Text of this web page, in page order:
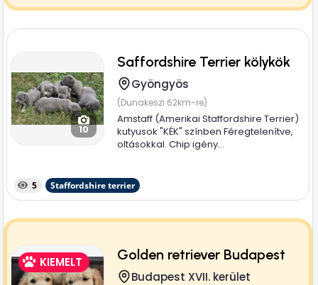
10
Saffordshire Terrier kölykök
Gyöngyös
(Dunakeszi 62km-re)
Amstaff (Amerikai Staffordshire Terrier)
kutyusok "KÉK" színben Féregtelenítve,
oltásokkal. Chip igény...
5 Staffordshire terrier
KIEMELT Golden retriever Budapest
Budapest XVII. kerület